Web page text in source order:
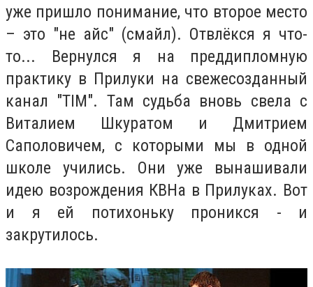
уже пришло понимание, что второе место
– это "не айс" (смайл). Отвлёкся я что-
то... Вернулся я на преддипломную
практику в Прилуки на свежесозданный
канал "ТІМ". Там судьба вновь свела с
Виталием Шкуратом и Дмитрием
Саполовичем, с которыми мы в одной
школе учились. Они уже вынашивали
идею возрождения КВНа в Прилуках. Вот
и я ей потихоньку проникся - и
закрутилось.